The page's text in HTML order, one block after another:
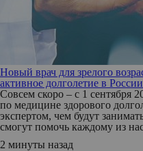
Новый врач для зрелого
активное долголетие в России
Совсем скоро – с 1 сентября
по медицине здорового
экспертом, чем будут
смогут помочь каждому из
2 минуты назад